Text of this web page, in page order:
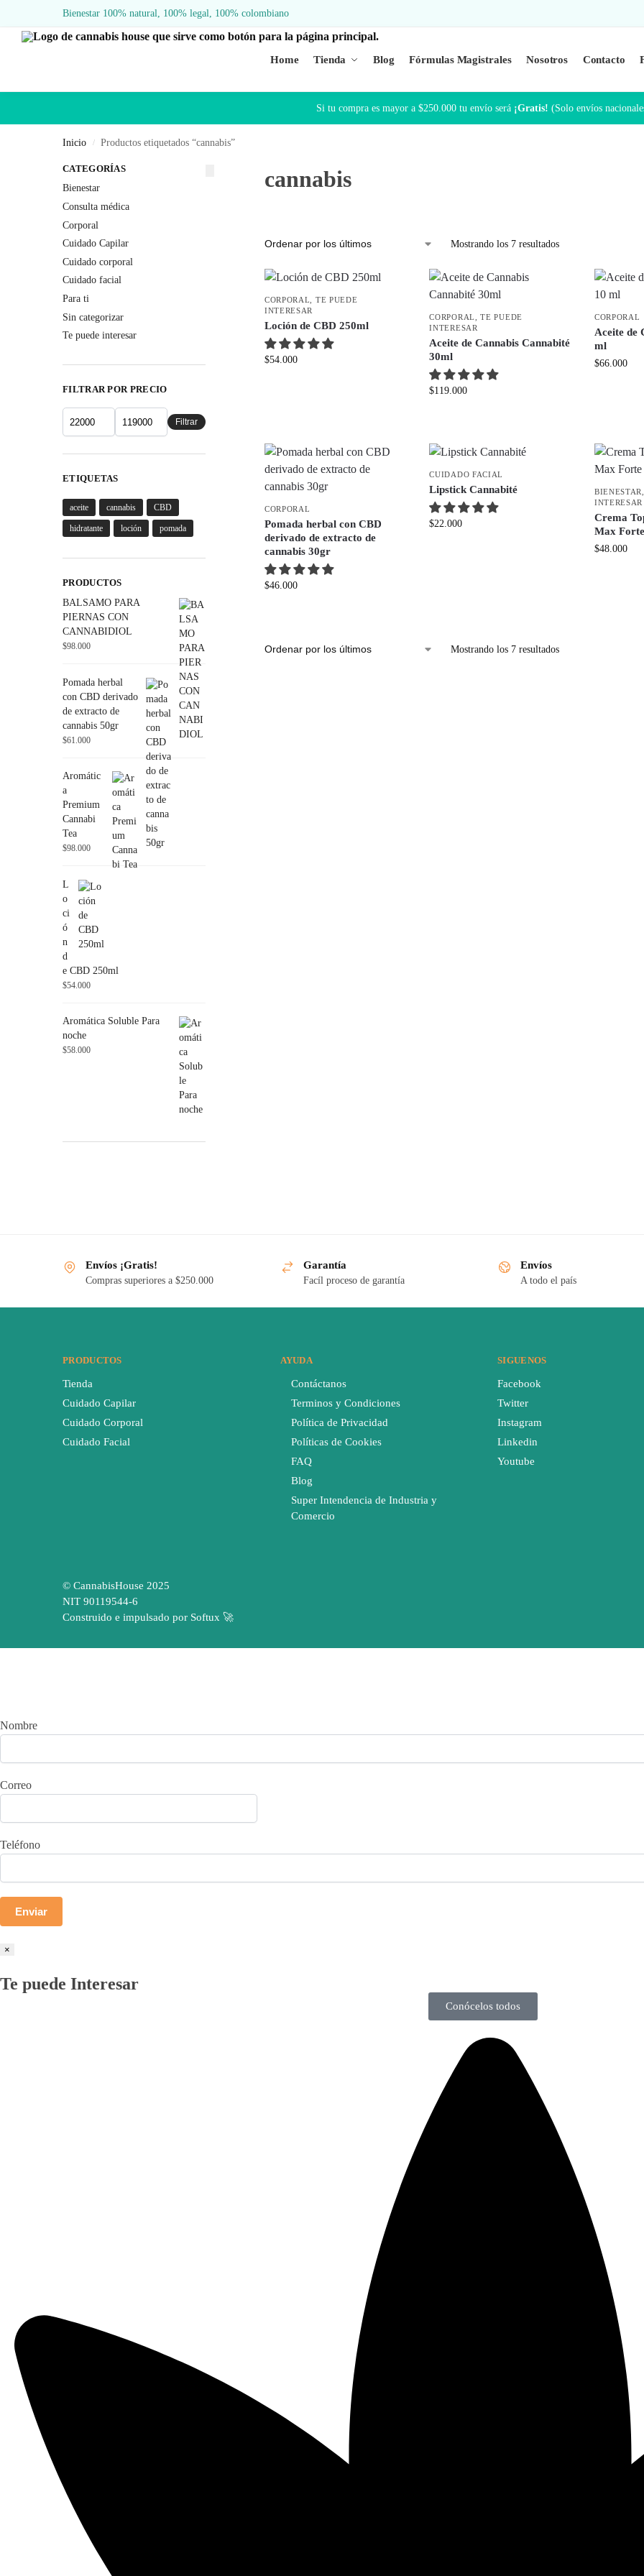
Bienestar 100% natural, 100% legal, 100% colombiano
Home Tienda Blog Fórmulas Magistrales Nosotros Contacto
Buscar
Si tu compra es mayor a $250.000 tu envío será ¡Gratis! (Solo envíos
Inicio / Productos etiquetados “cannabis”
cannabis
Mostrando los 7 resultados
CORPORAL
TE PUEDE
INTERESAR
Loción de CBD 250ml
$54.000
CORPORAL ,TE PUEDE
INTERESAR
Aceite de Cannabis Cannabité
30ml
$119.000
CORPORAL
Aceite de
ml
$66.000
CORPORAL
Pomada herbal con CBD
derivado de extracto de
cannabis 30gr
$46.000
CUIDADO FACIAL
Lipstick Cannabité
$22.000
BIENESTAR
INTERESAR
Crema
Max Forte
$48.000
Mostrando los 7 resultados
CATEGORÍAS
Bienestar
Consulta médica
Corporal
Cuidado Capilar
Cuidado corporal
Cuidado facial
Para ti
Sin categorizar
Te puede interesar
FILTRAR POR PRECIO
Filtrar
ETIQUETAS
aceite cannabis CBD
hidratante loción pomada
PRODUCTOS
BALSAMO PARA
PIERNAS CON
CANNABIDIOL
$98.000
Pomada herbal
con CBD derivado
de extracto de
cannabis 50gr
$61.000
Aromátic
a
Premium
Cannabi
Tea
$98.000
L
o
ci
ó
n
d
e CBD 250ml
$54.000
Aromática Soluble Para
noche
$58.000
Envíos ¡Gratis!
Compras superiores a $250.000
Garantía
Facíl proceso de garantía
Envíos
A todo el país
PRODUCTOS
Tienda
Cuidado Capilar
Cuidado Corporal
Cuidado Facial
AYUDA
Contáctanos
Terminos y Condiciones
Política de Privacidad
Políticas de Cookies
FAQ
Blog
Super Intendencia de Industria y
Comercio
SIGUENOS
Facebook
Twitter
Instagram
Linkedin
Youtube
© CannabisHouse 2025
NIT 90119544-6
Construido e impulsado por Softux 🚀
Nombre
Correo
Teléfono
×
Te puede Interesar
Conócelos todos